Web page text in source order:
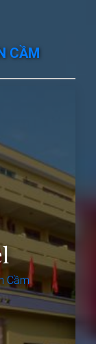
CẦM
Cầm